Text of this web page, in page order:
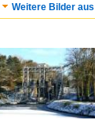
Weitere Bilder